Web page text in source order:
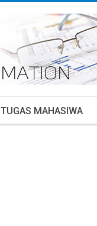
TUGAS MAHASIWA